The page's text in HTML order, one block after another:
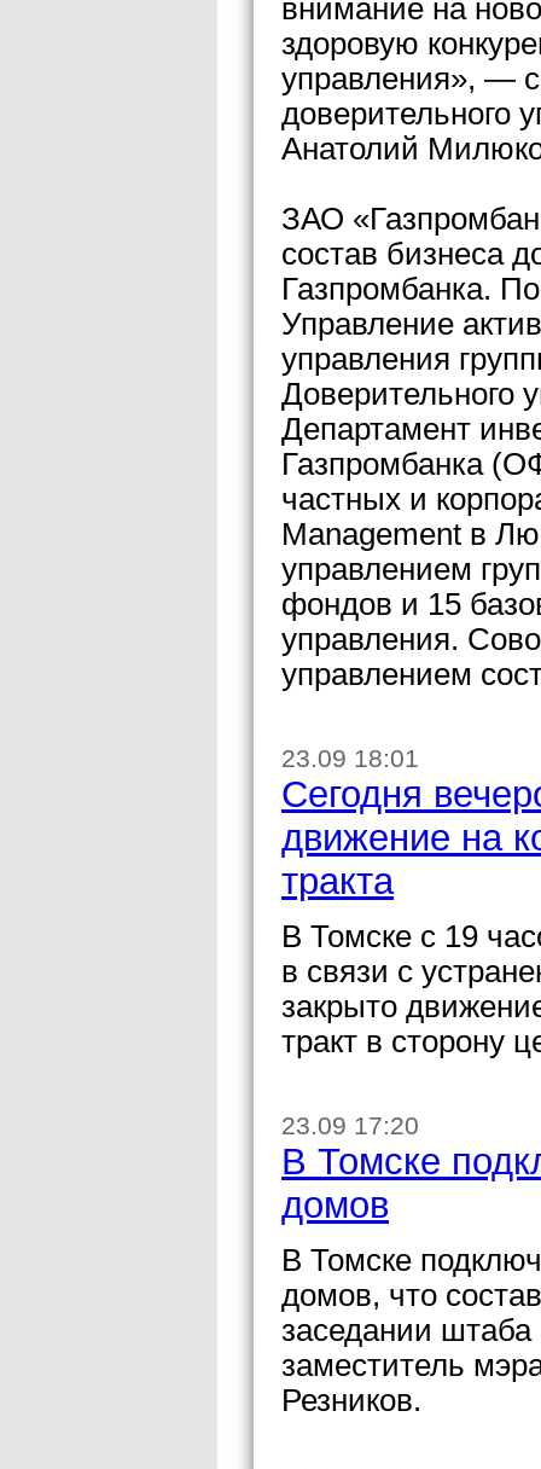
внимание на
здоровую
управления», —
доверительного
Анатолий
ЗАО
состав бизнеса
Газпромбанка.
Управление
управления
Доверительного
Департамент
Газпромбанка
частных и
Management в
управлением
фондов и 15
управления.
управлением
23.09 18:01
Сегодня
движение на
тракта
В Томске с 19
в связи с
закрыто
тракт в сторону
23.09 17:20
В Томске
домов
В Томске
домов, что
заседании штаба
заместитель
Резников.